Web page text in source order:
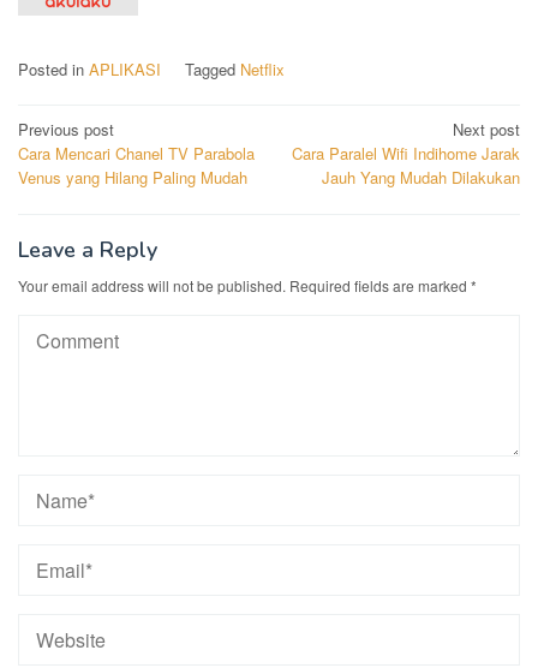
Posted in APLIKASI Tagged Netflix
Post
navigation
Previous post
Cara Mencari Chanel TV Parabola
Venus yang Hilang Paling Mudah
Next post
Cara Paralel Wifi Indihome Jarak
Jauh Yang Mudah Dilakukan
Leave a Reply
Your email address will not be published. Required fields are marked *